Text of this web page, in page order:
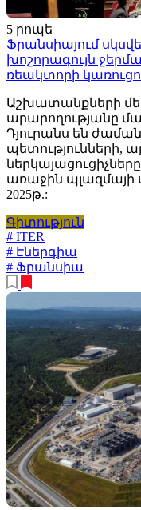
5 րոպե
Ֆրանսիայում
խոշորագույն
ռեակտորի
Աշխատանքների
արարողությանը
Դյուրանս են
պետությունների,
առաջին պլազմայի
2025թ.:
Գիտություն
# ITER
# Էներգիա
# Ֆրանսիա